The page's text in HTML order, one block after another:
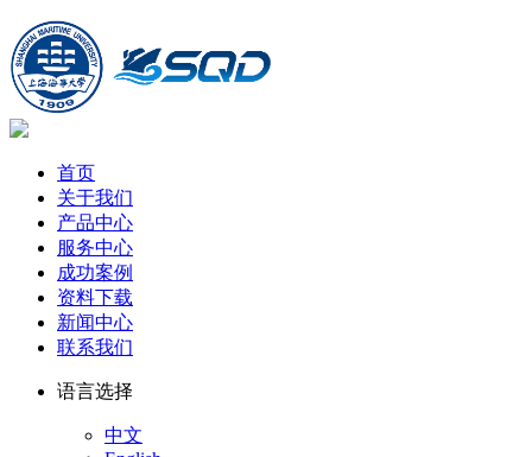
首页
关于我们
产品中心
服务中心
成功案例
资料下载
新闻中心
联系我们
语言选择
中文